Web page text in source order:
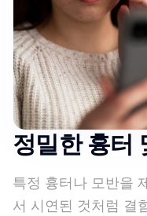
정밀한 흉터
특정 흉터나 모반을
서 시연된 것처럼 결